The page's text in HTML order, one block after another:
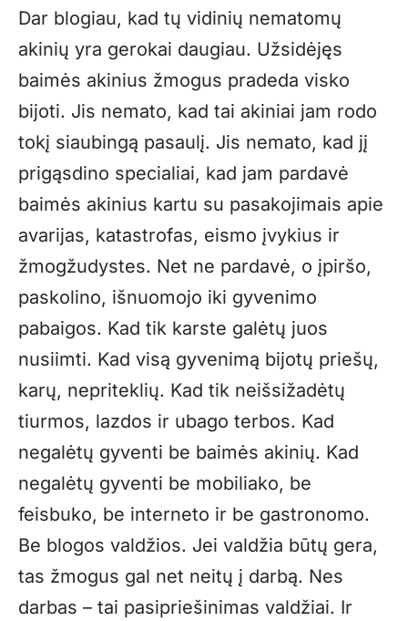
Dar blogiau, kad tų vidinių nematomų
akinių yra gerokai daugiau. Užsidėjęs
baimės akinius žmogus pradeda visko
bijoti. Jis nemato, kad tai akiniai jam rodo
tokį siaubingą pasaulį. Jis nemato, kad jį
prigąsdino specialiai, kad jam pardavė
baimės akinius kartu su pasakojimais apie
avarijas, katastrofas, eismo įvykius ir
žmogžudystes. Net ne pardavė, o įpiršo,
paskolino, išnuomojo iki gyvenimo
pabaigos. Kad tik karste galėtų juos
nusiimti. Kad visą gyvenimą bijotų priešų,
karų, nepriteklių. Kad tik neišsižadėtų
tiurmos, lazdos ir ubago terbos. Kad
negalėtų gyventi be baimės akinių. Kad
negalėtų gyventi be mobiliako, be
feisbuko, be interneto ir be gastronomo.
Be blogos valdžios. Jei valdžia būtų gera,
tas žmogus gal net neitų į darbą. Nes
darbas – tai pasipriešinimas valdžiai. Ir